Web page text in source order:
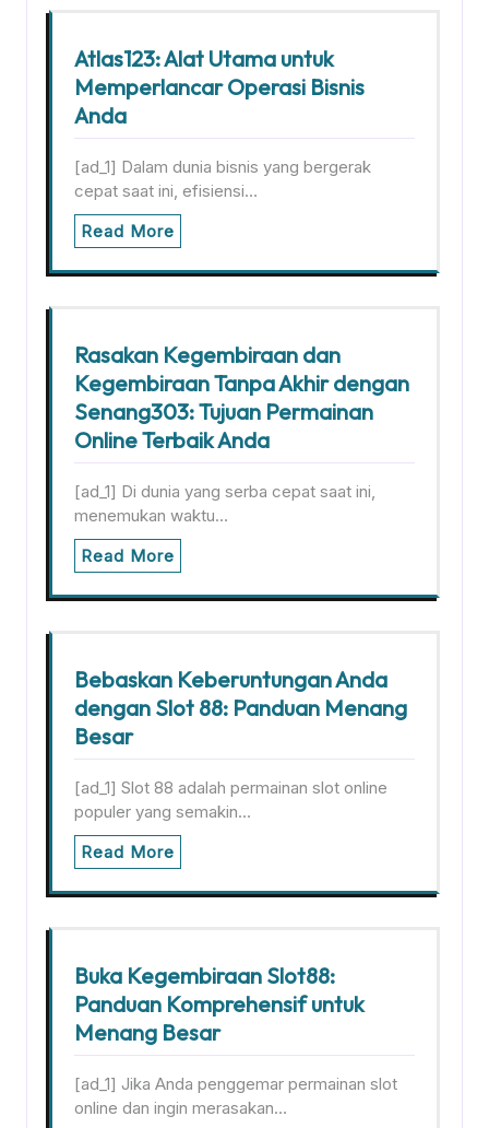
Atlas123: Alat Utama untuk
Memperlancar Operasi Bisnis
Anda
[ad_1] Dalam dunia bisnis yang bergerak
cepat saat ini, efisiensi…
Read More
Rasakan Kegembiraan dan
Kegembiraan Tanpa Akhir dengan
Senang303: Tujuan Permainan
Online Terbaik Anda
[ad_1] Di dunia yang serba cepat saat ini,
menemukan waktu…
Read More
Bebaskan Keberuntungan Anda
dengan Slot 88: Panduan Menang
Besar
[ad_1] Slot 88 adalah permainan slot online
populer yang semakin…
Read More
Buka Kegembiraan Slot88:
Panduan Komprehensif untuk
Menang Besar
[ad_1] Jika Anda penggemar permainan slot
online dan ingin merasakan…